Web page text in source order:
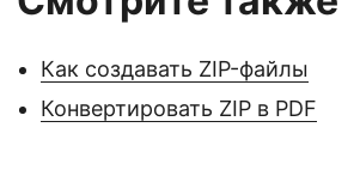
Как создавать ZIP-файлы
Конвертировать ZIP в PDF